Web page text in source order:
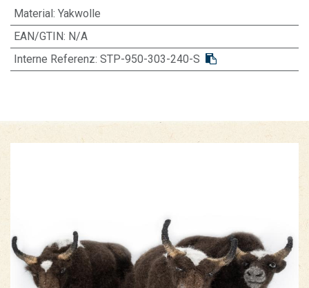
Material: Yakwolle
EAN/GTIN: N/A
Interne Referenz: STP-950-303-240-S